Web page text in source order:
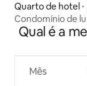
Quarto de hotel ⋅
Condomínio de
terraço.
Qual é a
Mês